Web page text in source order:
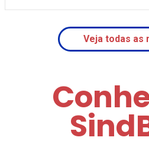
Veja todas as